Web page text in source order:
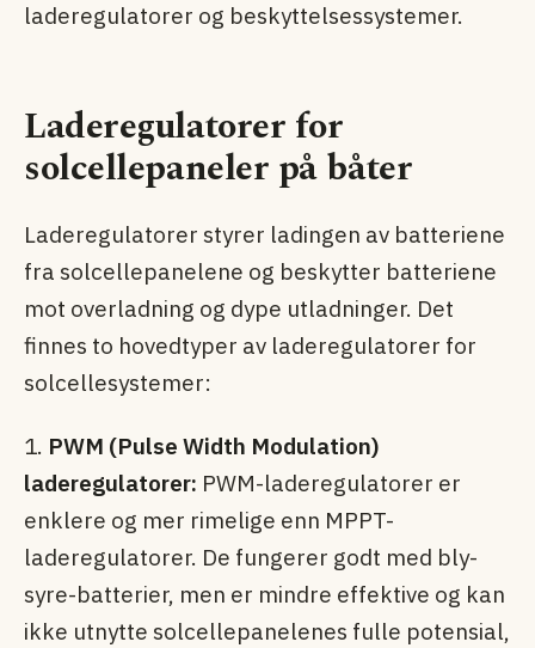
laderegulatorer og beskyttelsessystemer.
Laderegulatorer for
solcellepaneler på båter
Laderegulatorer styrer ladingen av batteriene
fra solcellepanelene og beskytter batteriene
mot overladning og dype utladninger. Det
finnes to hovedtyper av laderegulatorer for
solcellesystemer:
1. PWM (Pulse Width Modulation)
laderegulatorer: PWM-laderegulatorer er
enklere og mer rimelige enn MPPT-
laderegulatorer. De fungerer godt med bly-
syre-batterier, men er mindre effektive og kan
ikke utnytte solcellepanelenes fulle potensial,